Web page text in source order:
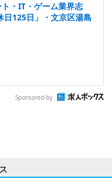
・IT・ゲーム業界志
125日」・文京区湯島
Sponsored by